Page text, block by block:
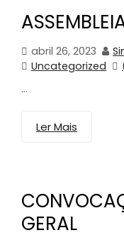
abril 26, 2023
Uncategorized
...
Ler Mais
GERAL